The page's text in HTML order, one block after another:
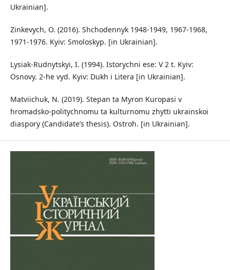
Ukrainian].
Zinkevych, O. (2016). Shchodennyk 1948-1949, 1967-1968,
1971-1976. Kyiv: Smoloskyp. [in Ukrainian].
Lysiak-Rudnytskyi, I. (1994). Istorychni ese: V 2 t. Kyiv:
Osnovy. 2-he vyd. Kyiv: Dukh i Litera [in Ukrainian].
Matviichuk, N. (2019). Stepan ta Myron Kuropasi v
hromadsko-politychnomu ta kulturnomu zhytti ukrainskoi
diaspory (Candidate’s thesis). Ostroh. [in Ukrainian].